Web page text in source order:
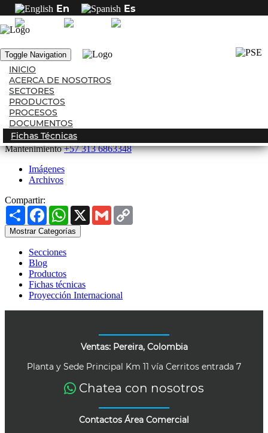
En Es
Toggle Navigation
INICIO
ACERCA DE NOSOTROS
SECTORES
PRODUCTOS
PROCESOS
DOCUMENTOS
Fichas Técnicas
Inicio Ubicaciones Contactos
2378vistas
Recursos Humanos+57 310 8283793
Comercio exterior
Compras+57 311 3440112
Mantenimiento+57 313 6863348
Imágenes
Archivos
Compartir:
Share FacebookWhatsApp
X Gmail
Mostrar Categorías
Secciones
Blog
Productos
Fichas técnicas
Proyección Internacional
Ventas: Pereira, Colombia
Planta y Sede Principal Km 11 vía Cerritos entrada 7
Chatea con nosotros
Contactos Área Comercial